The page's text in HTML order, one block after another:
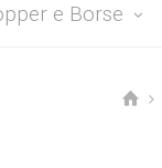
e Borse